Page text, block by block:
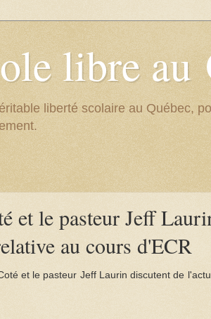
libre au
liberté scolaire au Québec,
et le pasteur Jeff
au cours d'ECR
et le pasteur Jeff Laurin discutent de